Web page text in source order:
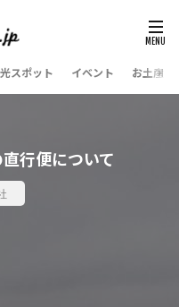
スポット イベント お土産・
行便について